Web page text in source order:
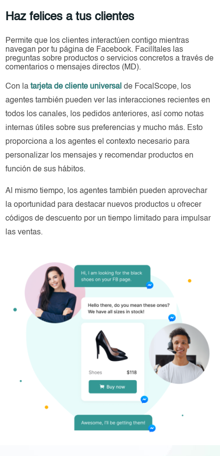
Haz felices a tus clientes
Permite que los clientes interactúen contigo mientras
navegan por tu página de Facebook. Facilítales las
preguntas sobre productos o servicios concretos a través de
comentarios o mensajes directos (MD).
Con latarjeta de cliente universal de FocalScope, los
agentes también pueden ver las interacciones recientes en
todos los canales, los pedidos anteriores, así como notas
internas útiles sobre sus preferencias y mucho más. Esto
proporciona a los agentes el contexto necesario para
personalizar los mensajes y recomendar productos en
función de sus hábitos.
Al mismo tiempo, los agentes también pueden aprovechar
la oportunidad para destacar nuevos productos u ofrecer
códigos de descuento por un tiempo limitado para impulsar
las ventas.